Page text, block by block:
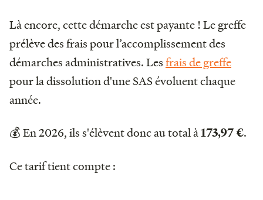
Là encore, cette démarche est payante ! Le greffe
prélève des frais pour l’accomplissement des
démarches administratives. Lesfrais de greffe
pour la dissolution d'une SAS évoluent chaque
année.
💰 En 2026, ils s'élèvent donc au total à173,97 €.
Ce tarif tient compte :